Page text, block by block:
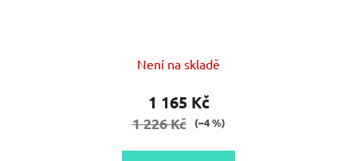
hodnocení
produktu
je
Není na skladě
1 165 Kč
1 226 Kč (–4 %)